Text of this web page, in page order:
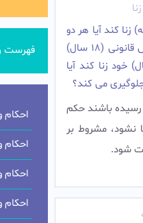
زنا کند آیا هر دو
محکوم به اعدامند؟ و نیز اگر برادرى که سنّش قانونى (18 سال)
بالغ و یا نابالغ (کمتر از 18 سال) خود زنا کند آیا
مى کند؟
رسیده باشند حکم
نشود، مشروط بر
شود.‌
فهرست
احکام
احکام
احکام
احکام